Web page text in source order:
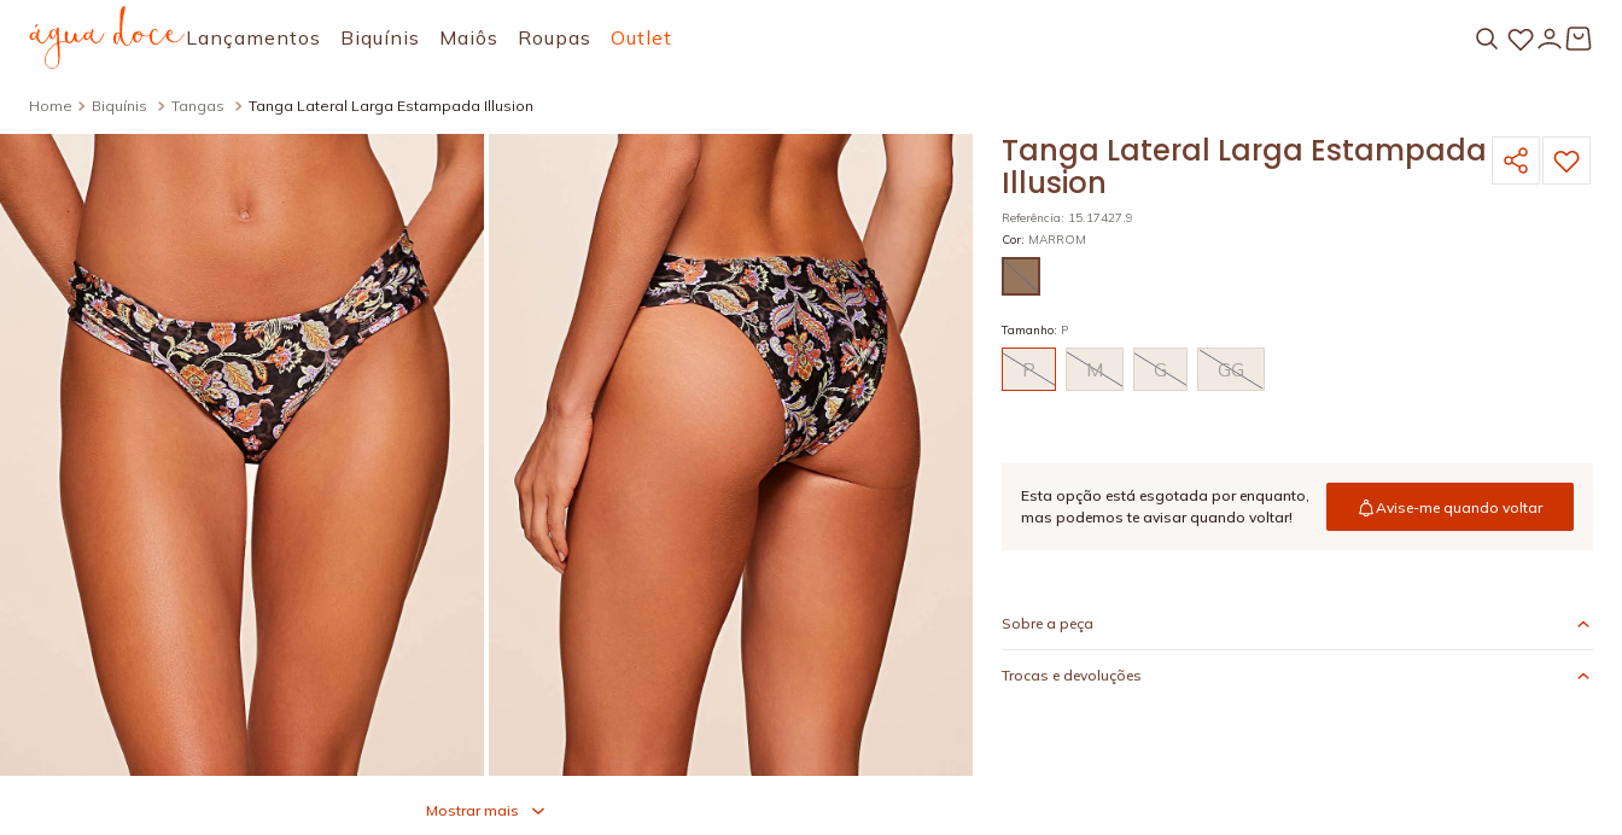
Lançamentos Biquínis Maiôs Roupas Outlet
Biquínis Tangas Tanga Lateral Larga Estampada Illusion
Mostrar mais
Tanga Lateral Larga Estampada
Illusion
Referência: 15.17427.9
Cor: MARROM
Tamanho: P
P M G GG
Esta opção está esgotada por enquanto,
mas podemos te avisar quando voltar!
Avise-me quando voltar
Sobre a peça
Trocas e devoluções